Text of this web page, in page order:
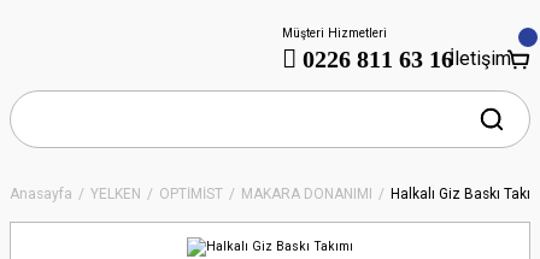
Müşteri Hizmetleri
0226 811 63 16İletişim
Anasayfa YELKEN OPTİMİST MAKARA DONANIMI Halkalı Giz Baskı